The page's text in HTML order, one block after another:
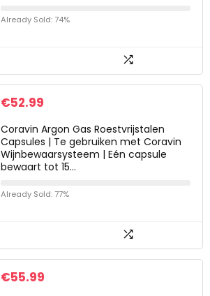
Already Sold: 74%
€52.99
Coravin Argon Gas Roestvrijstalen
Capsules | Te gebruiken met Coravin
Wijnbewaarsysteem | Eén capsule
bewaart tot 15…
Already Sold: 77%
€55.99